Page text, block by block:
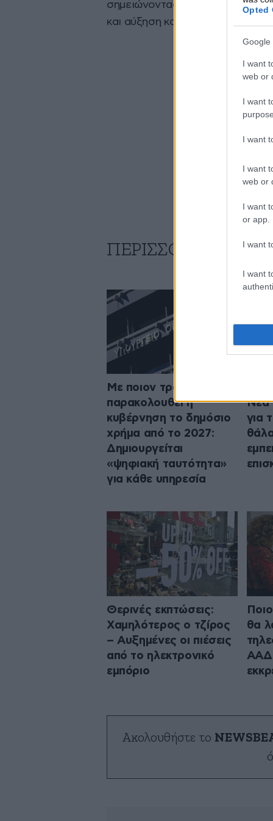
Opted
Google
I want
web or
I want
I want
I want
web or
I want
or app.
I want
I want
σημειώνοντας μείωση κατά
και αύξηση κατά 48.284 άτομα
ΠΕΡΙΣΣΟΤΕΡΑ
Με ποιον τρόπο θα
παρακολουθεί η
κυβέρνηση το δημόσιο
χρήμα από το 2027:
Δημιουργείται
«ψηφιακή ταυτότητα»
για κάθε υπηρεσία
Νέα
για
Θερινές εκπτώσεις:
Χαμηλότερος ο τζίρος
– Αυξημένες οι πιέσεις
από το ηλεκτρονικό
εμπόριο
θα
Ακολουθήστε το